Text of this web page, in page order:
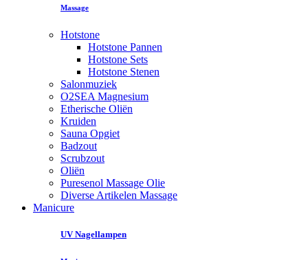
Massage
Hotstone
Hotstone Pannen
Hotstone Sets
Hotstone Stenen
Salonmuziek
O2SEA Magnesium
Etherische Oliën
Kruiden
Sauna Opgiet
Badzout
Scrubzout
Oliën
Puresenol Massage Olie
Diverse Artikelen Massage
Manicure
UV Nagellampen